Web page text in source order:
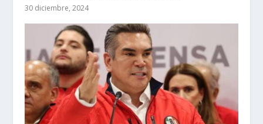
30 diciembre, 2024